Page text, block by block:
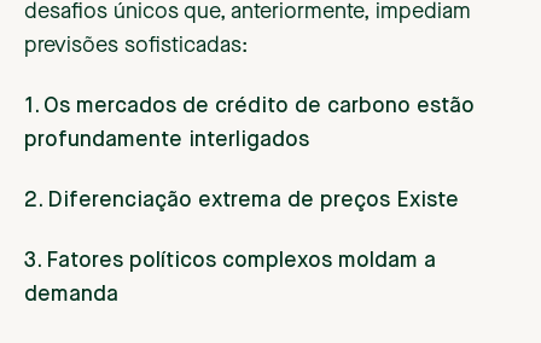
desafios únicos que, anteriormente, impediam
previsões sofisticadas:
1. Os mercados de crédito de carbono estão
profundamente interligados
2. Diferenciação extrema de preços Existe
3. Fatores políticos complexos moldam a
demanda